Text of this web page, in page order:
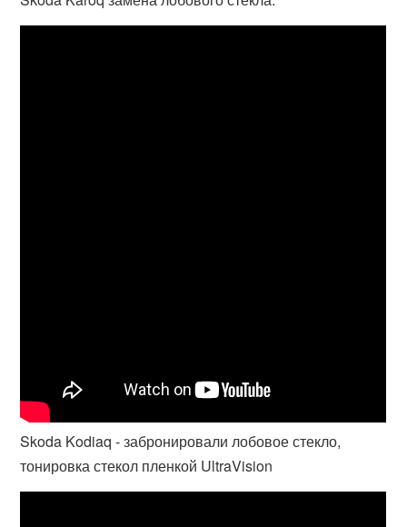
Skoda Kodiaq - забронировали лобовое стекло,
тонировка стекол пленкой UltraVision